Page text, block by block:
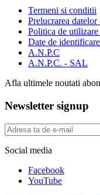
Termeni si conditii
Prelucrarea datelor
Politica de
Date de
A.N.P.C
A.N.P.C. - SAL
Afla ultimele noutati
Newsletter signup
Social media
Facebook
YouTube